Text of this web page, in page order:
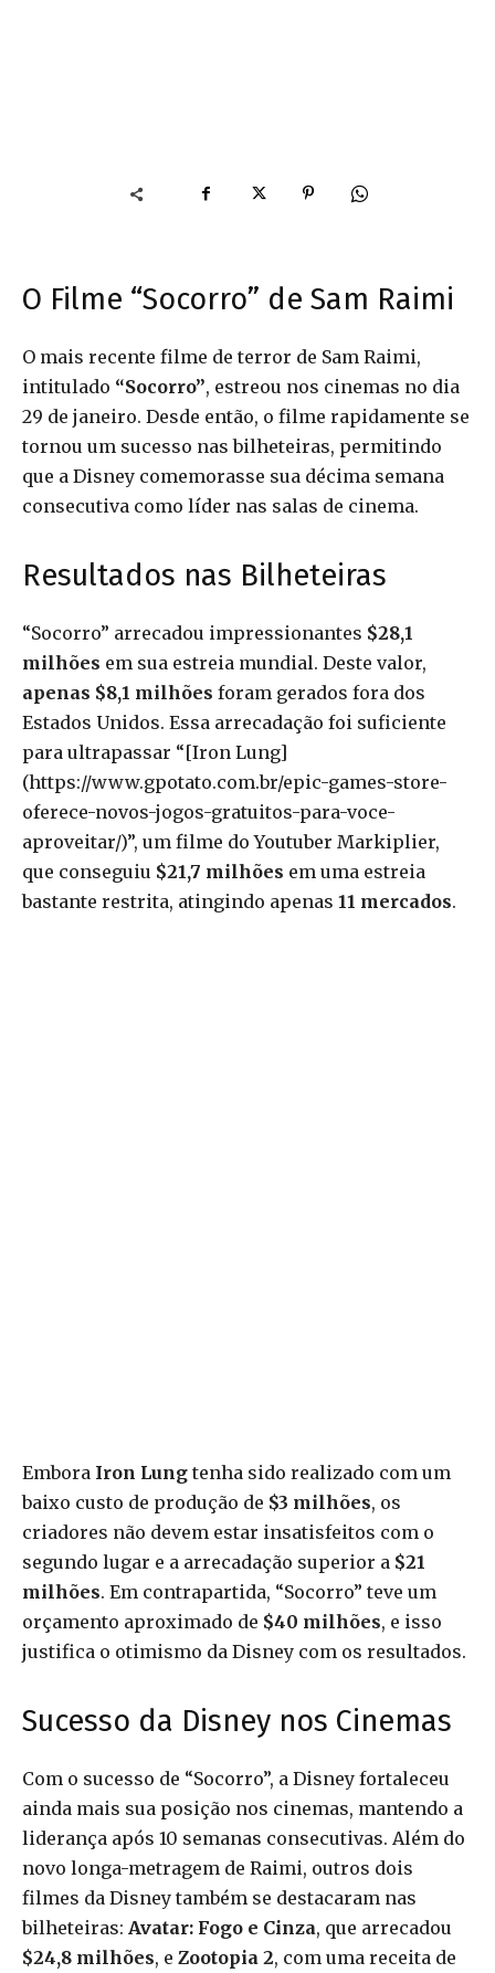
O Filme “Socorro” de Sam Raimi
O mais recente filme de terror de Sam Raimi,
intitulado “Socorro”, estreou nos cinemas no dia
29 de janeiro. Desde então, o filme rapidamente se
tornou um sucesso nas bilheteiras, permitindo
que a Disney comemorasse sua décima semana
consecutiva como líder nas salas de cinema.
Resultados nas Bilheteiras
“Socorro” arrecadou impressionantes $28,1
milhões em sua estreia mundial. Deste valor,
apenas $8,1 milhões foram gerados fora dos
Estados Unidos. Essa arrecadação foi suficiente
para ultrapassar “[Iron Lung]
(https://www.gpotato.com.br/epic-games-store-
oferece-novos-jogos-gratuitos-para-voce-
aproveitar/)”, um filme do Youtuber Markiplier,
que conseguiu $21,7 milhões em uma estreia
bastante restrita, atingindo apenas 11 mercados.
Embora Iron Lung tenha sido realizado com um
baixo custo de produção de $3 milhões, os
criadores não devem estar insatisfeitos com o
segundo lugar e a arrecadação superior a $21
milhões. Em contrapartida, “Socorro” teve um
orçamento aproximado de $40 milhões, e isso
justifica o otimismo da Disney com os resultados.
Sucesso da Disney nos Cinemas
Com o sucesso de “Socorro”, a Disney fortaleceu
ainda mais sua posição nos cinemas, mantendo a
liderança após 10 semanas consecutivas. Além do
novo longa-metragem de Raimi, outros dois
filmes da Disney também se destacaram nas
bilheteiras: Avatar: Fogo e Cinza, que arrecadou
$24,8 milhões, e Zootopia 2, com uma receita de